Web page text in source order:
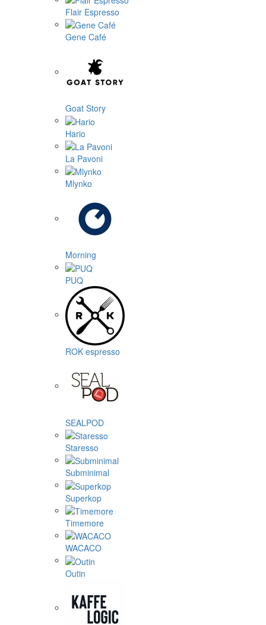
Flair Espresso
Gene Café
Goat Story
Hario
La Pavoni
Mlynko
Morning
PUQ
ROK espresso
SEALPOD
Staresso
Subminimal
Superkop
Timemore
WACACO
Outin